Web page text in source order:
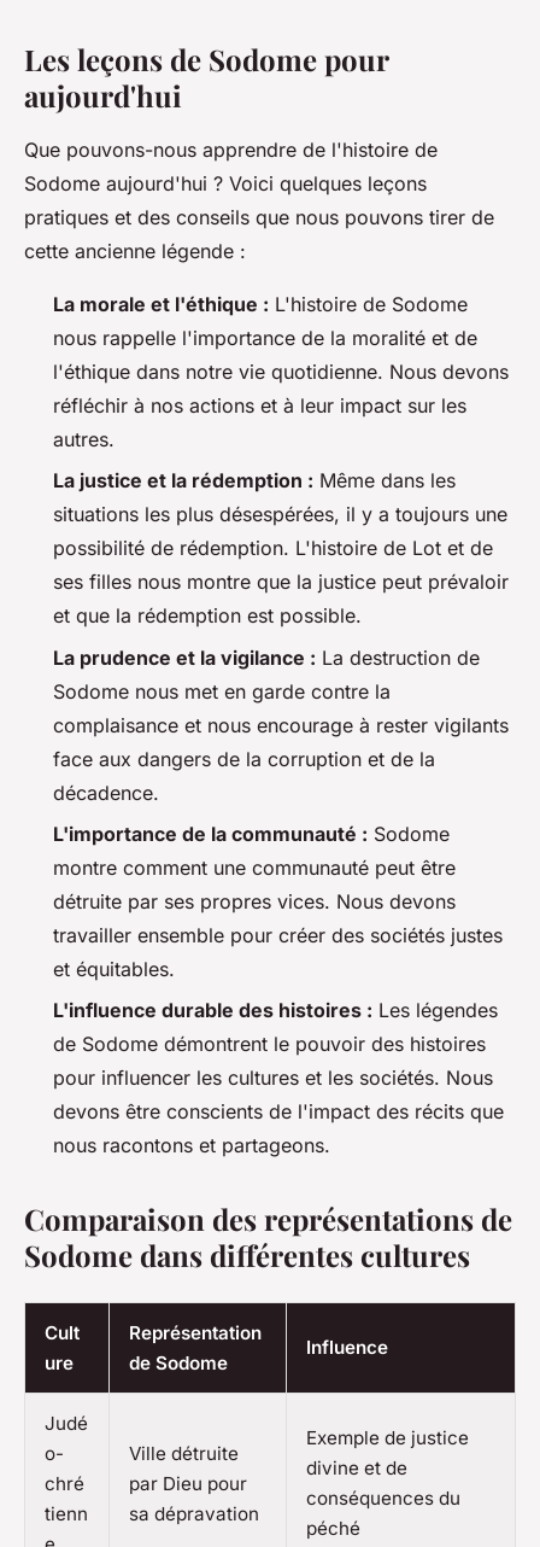
Les leçons de Sodome pour
aujourd'hui
Que pouvons-nous apprendre de l'histoire de
Sodome aujourd'hui ? Voici quelques leçons
pratiques et des conseils que nous pouvons tirer de
cette ancienne légende :
La morale et l'éthique : L'histoire de Sodome
nous rappelle l'importance de la moralité et de
l'éthique dans notre vie quotidienne. Nous devons
réfléchir à nos actions et à leur impact sur les
autres.
La justice et la rédemption : Même dans les
situations les plus désespérées, il y a toujours une
possibilité de rédemption. L'histoire de Lot et de
ses filles nous montre que la justice peut prévaloir
et que la rédemption est possible.
La prudence et la vigilance : La destruction de
Sodome nous met en garde contre la
complaisance et nous encourage à rester vigilants
face aux dangers de la corruption et de la
décadence.
L'importance de la communauté : Sodome
montre comment une communauté peut être
détruite par ses propres vices. Nous devons
travailler ensemble pour créer des sociétés justes
et équitables.
L'influence durable des histoires : Les légendes
de Sodome démontrent le pouvoir des histoires
pour influencer les cultures et les sociétés. Nous
devons être conscients de l'impact des récits que
nous racontons et partageons.
Comparaison des représentations de
Sodome dans différentes cultures
Cult
ure
Représentation
de Sodome
Influence
Judé
o-
chré
tienn
Ville détruite
par Dieu pour
sa dépravation
Exemple de justice
divine et de
conséquences du
péché